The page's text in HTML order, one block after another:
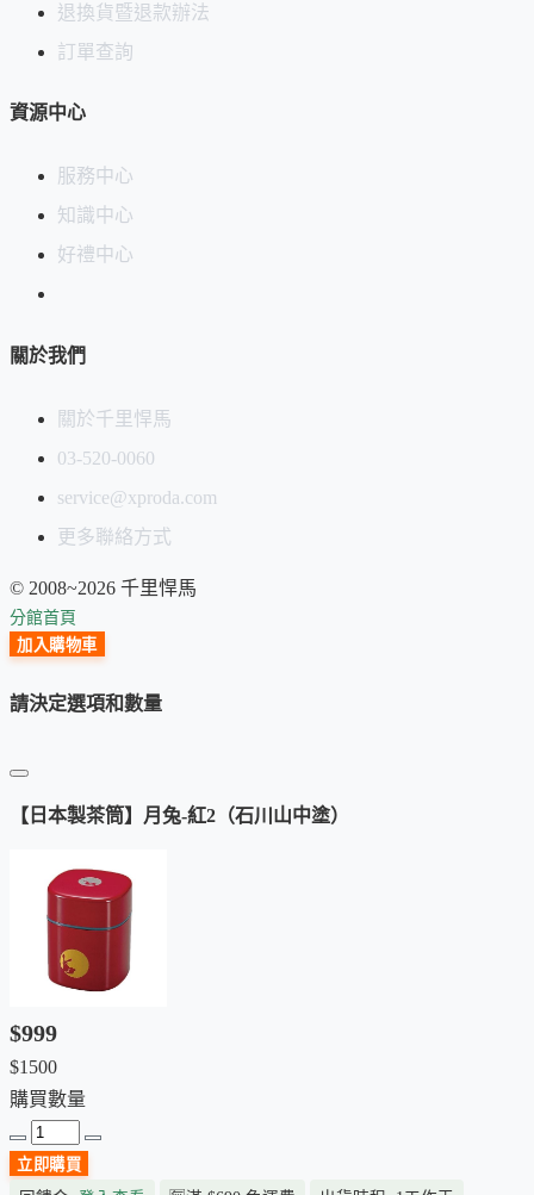
首次上架日期：2022-04-29
退換貨暨退款辦法
訂單查詢
資源中心
服務中心
知識中心
好禮中心
關於我們
關於千里悍馬
03-520-0060
service@xproda.com
更多聯絡方式
© 2008~2026 千里悍馬
分館首頁
加入購物車
請決定選項和數量
【日本製茶筒】月兔-紅2（石川山中塗）
$999
$1500
購買數量
立即購買